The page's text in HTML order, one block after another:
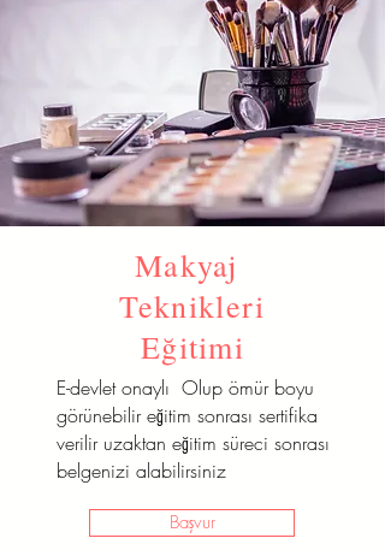
Makyaj
Teknikleri
Eğitimi
E-devlet onaylı Olup ömür boyu
görünebilir eğitim sonrası sertifika
verilir uzaktan eğitim süreci sonrası
belgenizi alabilirsiniz
Başvur